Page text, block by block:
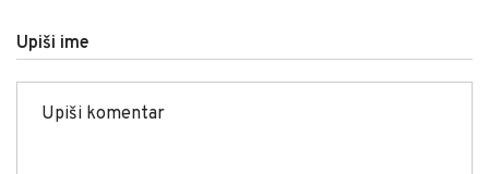
Upiši ime